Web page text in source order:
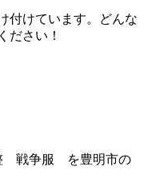
付けています。どんな
ださい！
戦争服 を豊明市の